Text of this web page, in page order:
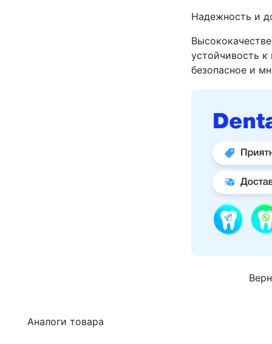
Надежность и
устойчивость к
безопасное и
Аналоги товара